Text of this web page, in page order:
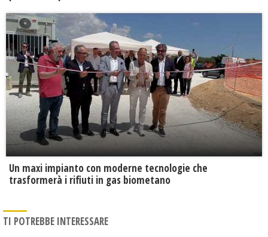
Un maxi impianto con moderne tecnologie che
trasformerà i rifiuti in gas biometano
TI POTREBBE INTERESSARE